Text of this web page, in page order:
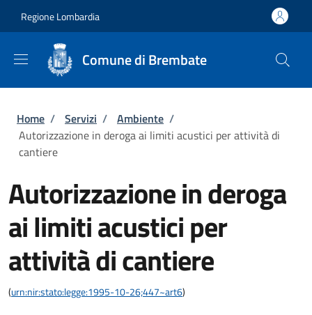
Regione Lombardia
Comune di Brembate
Briciole di pane
Home / Servizi / Ambiente /
Autorizzazione in deroga ai limiti acustici per attività di
cantiere
Autorizzazione in deroga
ai limiti acustici per
attività di cantiere
(urn:nir:stato:legge:1995-10-26;447~art6)